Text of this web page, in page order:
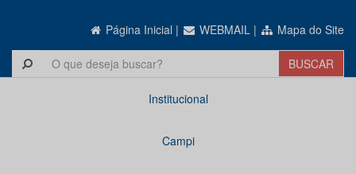
Página Inicial | WEBMAIL | Mapa do Site
Institucional
Campi